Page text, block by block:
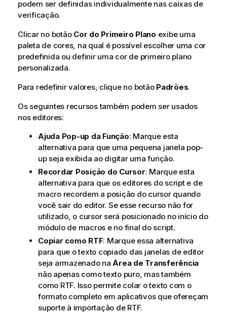
podem ser definidas individualmente nas caixas de
verificação.
Clicar no botão Cor do Primeiro Plano exibe uma
paleta de cores, na qual é possível escolher uma cor
predefinida ou definir uma cor de primeiro plano
personalizada.
Para redefinir valores, clique no botão Padrões.
Os seguintes recursos também podem ser usados
nos editores:
Ajuda Pop-up da Função: Marque esta
alternativa para que uma pequena janela pop-
up seja exibida ao digitar uma função.
Recordar Posição do Cursor: Marque esta
alternativa para que os editores do script e de
macro recordem a posição do cursor quando
você sair do editor. Se esse recurso não for
utilizado, o cursor será posicionado no início do
módulo de macros e no final do script.
Copiar como RTF: Marque essa alternativa
para que o texto copiado das janelas de editor
seja armazenado naÁrea de Transferência
não apenas como texto puro, mas também
como RTF. Isso permite colar o texto com o
formato completo em aplicativos que ofereçam
suporte à importação de RTF.